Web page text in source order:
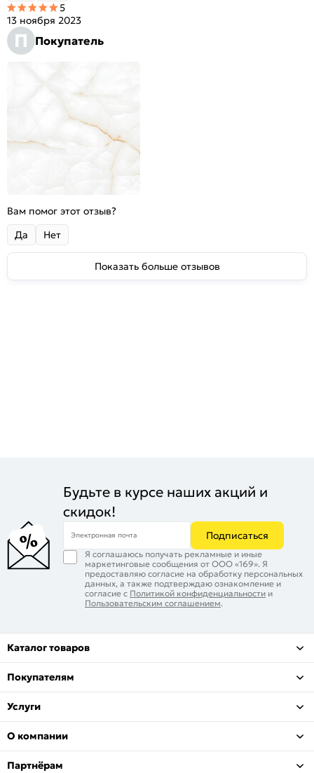
П Покупатель
13 ноября 2023
5
Вам помог этот отзыв?
Да
Нет
Показать больше отзывов
Будьте в курсе наших акций и
скидок!
Электронная почта Подписаться
Я соглашаюсь получать рекламные и иные
маркетинговые сообщения от ООО «169». Я
предоставляю согласие на обработку персональных
данных, а также подтверждаю ознакомление и
согласие с Политикой конфиденциальности и
Пользовательским соглашением.
Каталог товаров
Покупателям
Услуги
О компании
Партнёрам